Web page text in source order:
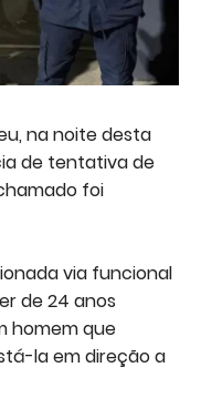
na noite desta
de tentativa de
foi
via funcional
de 24 anos
homem que
la em direção a